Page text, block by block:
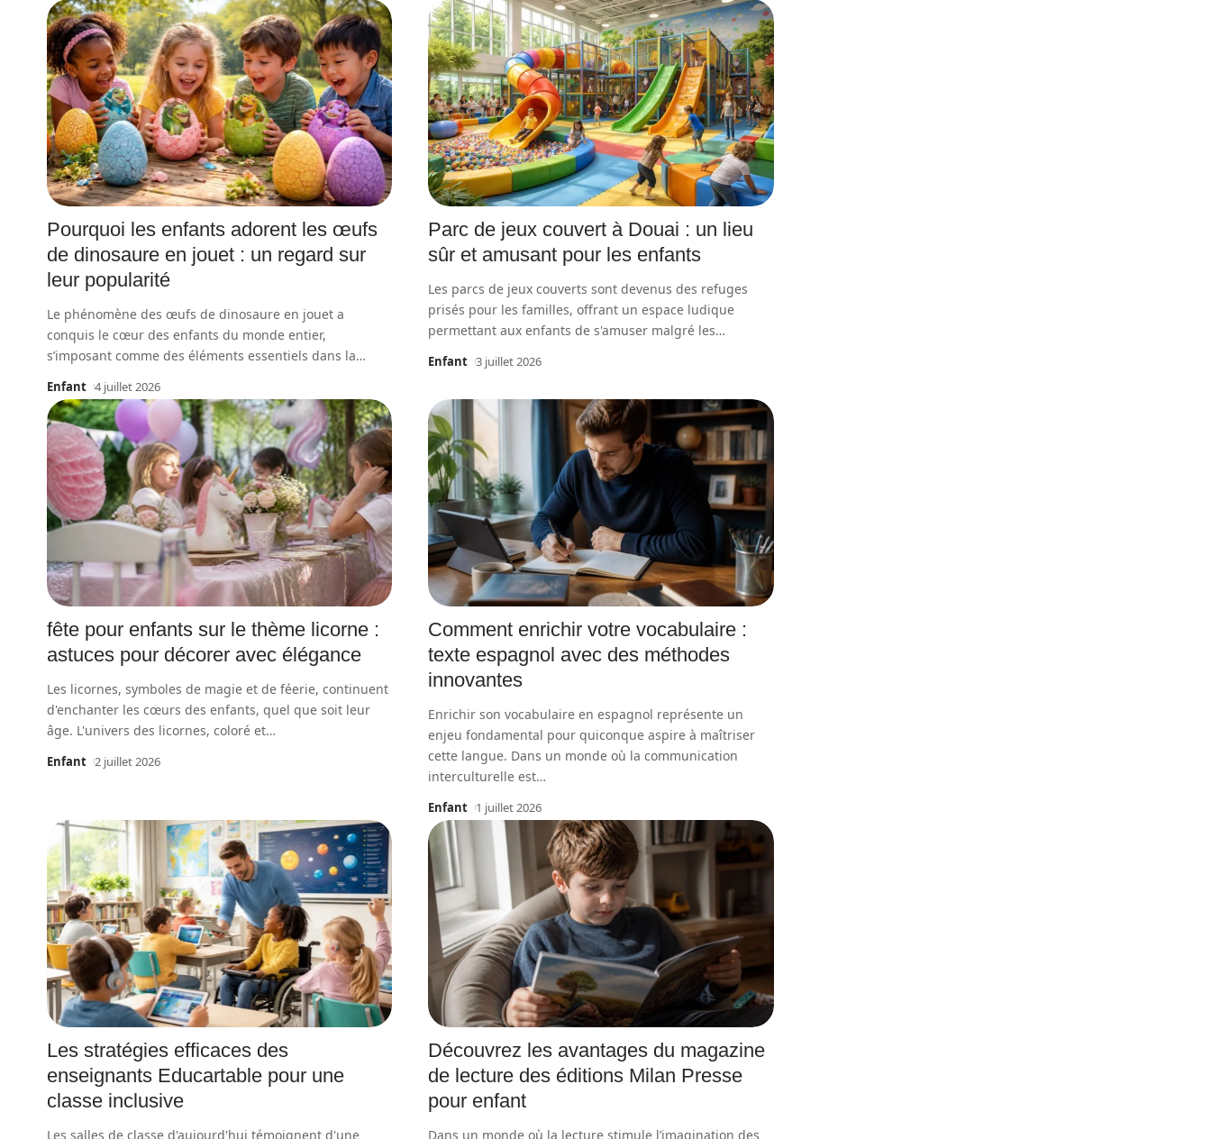
Pourquoi les enfants adorent les œufs
de dinosaure en jouet : un regard sur
leur popularité
Le phénomène des œufs de dinosaure en jouet a
conquis le cœur des enfants du monde entier,
s’imposant comme des éléments essentiels dans la…
Enfant 4 juillet 2026
Parc de jeux couvert à Douai : un lieu
sûr et amusant pour les enfants
Les parcs de jeux couverts sont devenus des refuges
prisés pour les familles, offrant un espace ludique
permettant aux enfants de s'amuser malgré les…
Enfant 3 juillet 2026
fête pour enfants sur le thème licorne :
astuces pour décorer avec élégance
Les licornes, symboles de magie et de féerie, continuent
d'enchanter les cœurs des enfants, quel que soit leur
âge. L'univers des licornes, coloré et…
Enfant 2 juillet 2026
Comment enrichir votre vocabulaire :
texte espagnol avec des méthodes
innovantes
Enrichir son vocabulaire en espagnol représente un
enjeu fondamental pour quiconque aspire à maîtriser
cette langue. Dans un monde où la communication
interculturelle est…
Enfant 1 juillet 2026
Les stratégies efficaces des
enseignants Educartable pour une
classe inclusive
Les salles de classe d'aujourd'hui témoignent d'une
Découvrez les avantages du magazine
de lecture des éditions Milan Presse
pour enfant
Dans un monde où la lecture stimule l’imagination des